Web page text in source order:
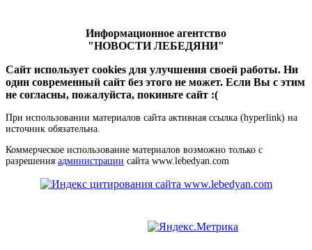
Информационное агентство
"НОВОСТИ ЛЕБЕДЯНИ"
Сайт использует cookies для улучшения своей работы. Ни
один современный сайт без этого не может. Если Вы с этим
не согласны, пожалуйста, покиньте сайт :(
При использовании материалов сайта активная ссылка (hyperlink) на
источник обязательна.
Коммерческое использование материалов возможно только с
разрешения администрации сайта www.lebedyan.com